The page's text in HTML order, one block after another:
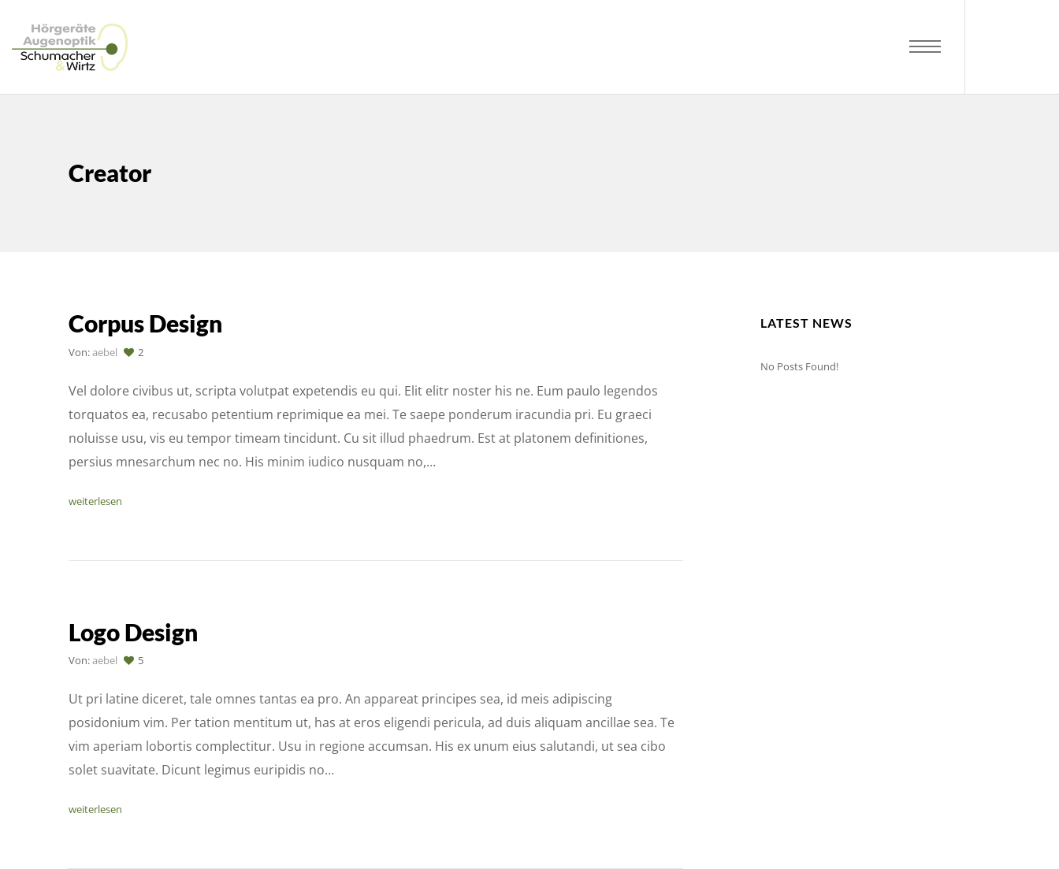
Creator
Corpus Design
Von:aebel 2
Vel dolore civibus ut, scripta volutpat expetendis eu qui. Elit elitr noster his ne. Eum paulo legendos
torquatos ea, recusabo petentium reprimique ea mei. Te saepe ponderum iracundia pri. Eu graeci
noluisse usu, vis eu tempor timeam tincidunt. Cu sit illud phaedrum. Est at platonem definitiones,
persius mnesarchum nec no. His minim iudico nusquam no,…
weiterlesen
Logo Design
Von:aebel 5
Ut pri latine diceret, tale omnes tantas ea pro. An appareat principes sea, id meis adipiscing
posidonium vim. Per tation mentitum ut, has at eros eligendi pericula, ad duis aliquam ancillae sea. Te
vim aperiam lobortis complectitur. Usu in regione accumsan. His ex unum eius salutandi, ut sea cibo
solet suavitate. Dicunt legimus euripidis no…
weiterlesen
LATEST NEWS
No Posts Found!